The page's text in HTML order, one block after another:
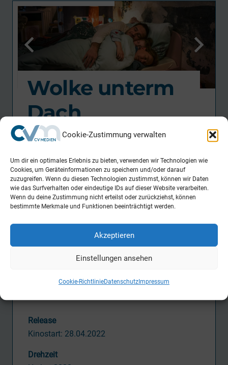
Cookie-Zustimmung verwalten
Um dir ein optimales Erlebnis zu bieten, verwenden wir Technologien wie
Cookies, um Geräteinformationen zu speichern und/oder darauf
zuzugreifen. Wenn du diesen Technologien zustimmst, können wir Daten
wie das Surfverhalten oder eindeutige IDs auf dieser Website verarbeiten.
Wenn du deine Zustimmung nicht erteilst oder zurückziehst, können
bestimmte Merkmale und Funktionen beeinträchtigt werden.
Akzeptieren
Einstellungen ansehen
Cookie-RichtlinieDatenschutz Impressum
Wolke unterm
Dach
Kinofilm
Regie
Alain Gsponer
Kamera
Daniel Gottschalk
PANTALEON Films und Warner Bros. Film
Release
Kinostart: 28.04.2022
Drehzeit